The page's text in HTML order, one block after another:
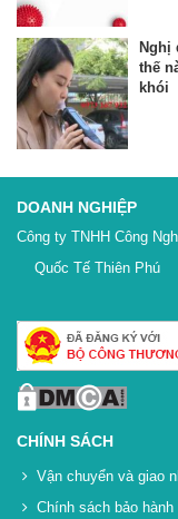
Nghị
thế
khói
DOANH NGHIỆP
Công ty TNHH Công
Quốc Tế Thiên Phú
CHÍNH SÁCH
Vận chuyển và giao
Chính sách bảo hành